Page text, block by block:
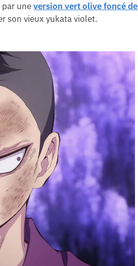
par uneversion vert olive foncé de
son vieux yukata violet.